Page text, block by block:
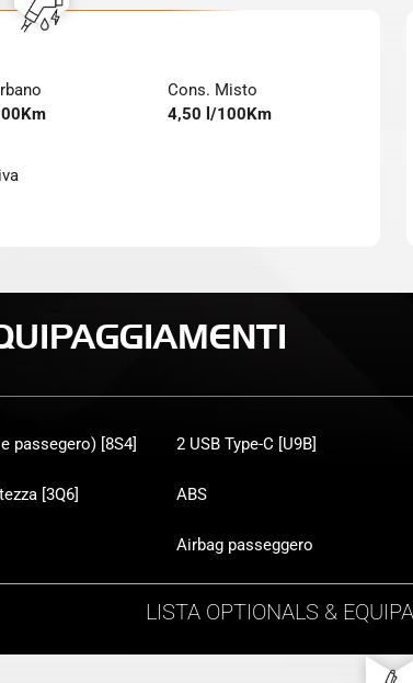
Cons. Misto
4,50 l/100Km
passegero) [8S4] 2 USB Type-C [U9B]
[3Q6] ABS
Airbag passeggero
LISTAOPTIONALS &